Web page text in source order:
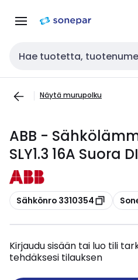
navigointiinsisältöön
Haku
Näytä murupolku
ABB -
SLY1.3 16A Suora
Kopioi
Sähkönro 3310354 Kopioi
Kirjaudu sisään tai luo tili
tehdäksesi tilauksen